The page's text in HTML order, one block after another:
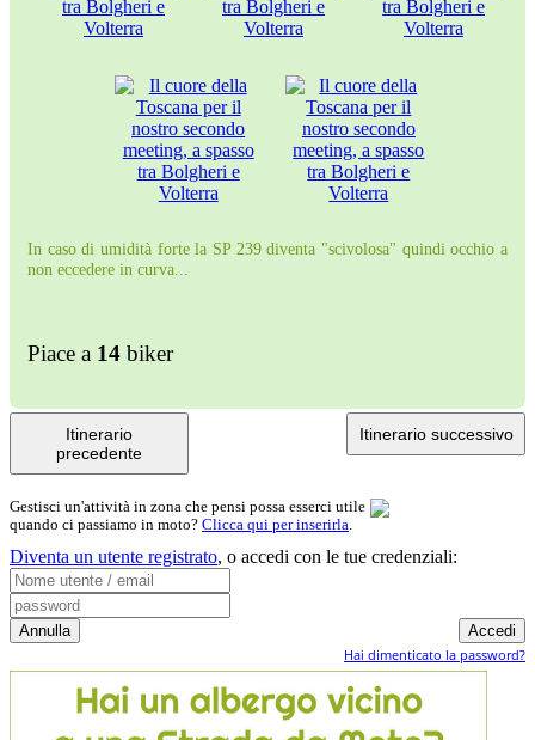
In caso di umidità forte la SP 239 diventa "scivolosa" quindi occhio a
non eccedere in curva...
Piace a 14 biker
Itinerario
precedente
Itinerario successivo
Gestisci un'attività in zona che pensi possa esserci utile
quando ci passiamo in moto? Clicca qui per inserirla
Diventa un utente registrato, o accedi con le tue credenziali:
Hai dimenticato la password?